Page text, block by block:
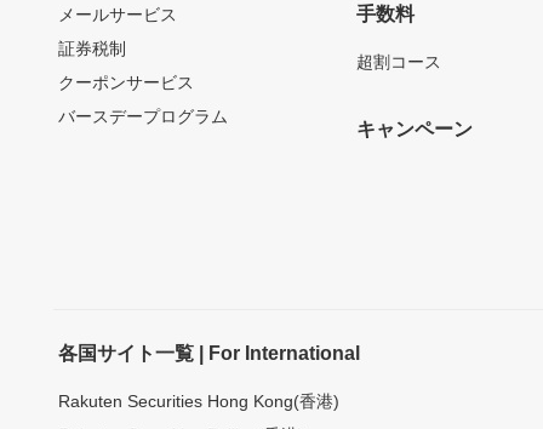
メールサービス
証券税制
クーポンサービス
バースデープログラム
手数料
超割コース
キャンペーン
各国サイト一覧 | For International
Rakuten Securities Hong Kong(香港)